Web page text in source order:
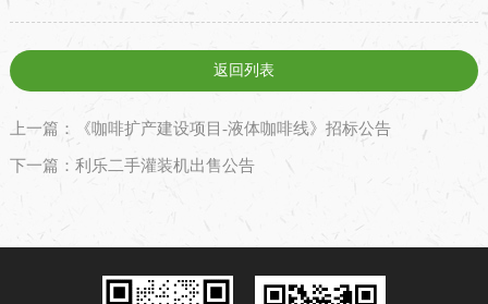
返回列表
上一篇：《咖啡扩产建设项目-液体咖啡线》招标公告
下一篇：利乐二手灌装机出售公告